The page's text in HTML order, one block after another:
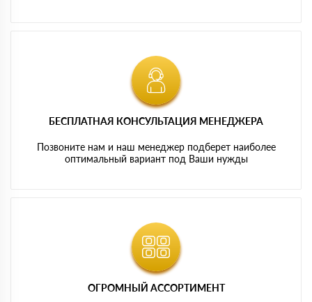
БЕСПЛАТНАЯ КОНСУЛЬТАЦИЯ МЕНЕДЖЕРА
Позвоните нам и наш менеджер подберет наиболее
оптимальный вариант под Ваши нужды
ОГРОМНЫЙ АССОРТИМЕНТ